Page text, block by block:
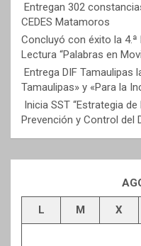
Entregan 302
CEDES Matamoros
Concluyó con éxito la
Lectura “Palabras en
Entrega DIF Tamaulipas
Tamaulipas» y «Para la
Inicia SST “Estrategia
Prevención y Control del
L M X